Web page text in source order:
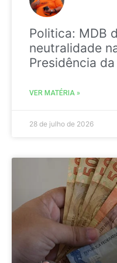
Politica: MDB
neutralidade
Presidência
VER MATÉRIA »
28 de julho de 2026